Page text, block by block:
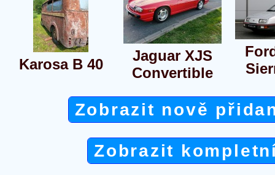
Karosa B 40
Jaguar XJS
Convertible
Zobrazit nově
Zobrazit